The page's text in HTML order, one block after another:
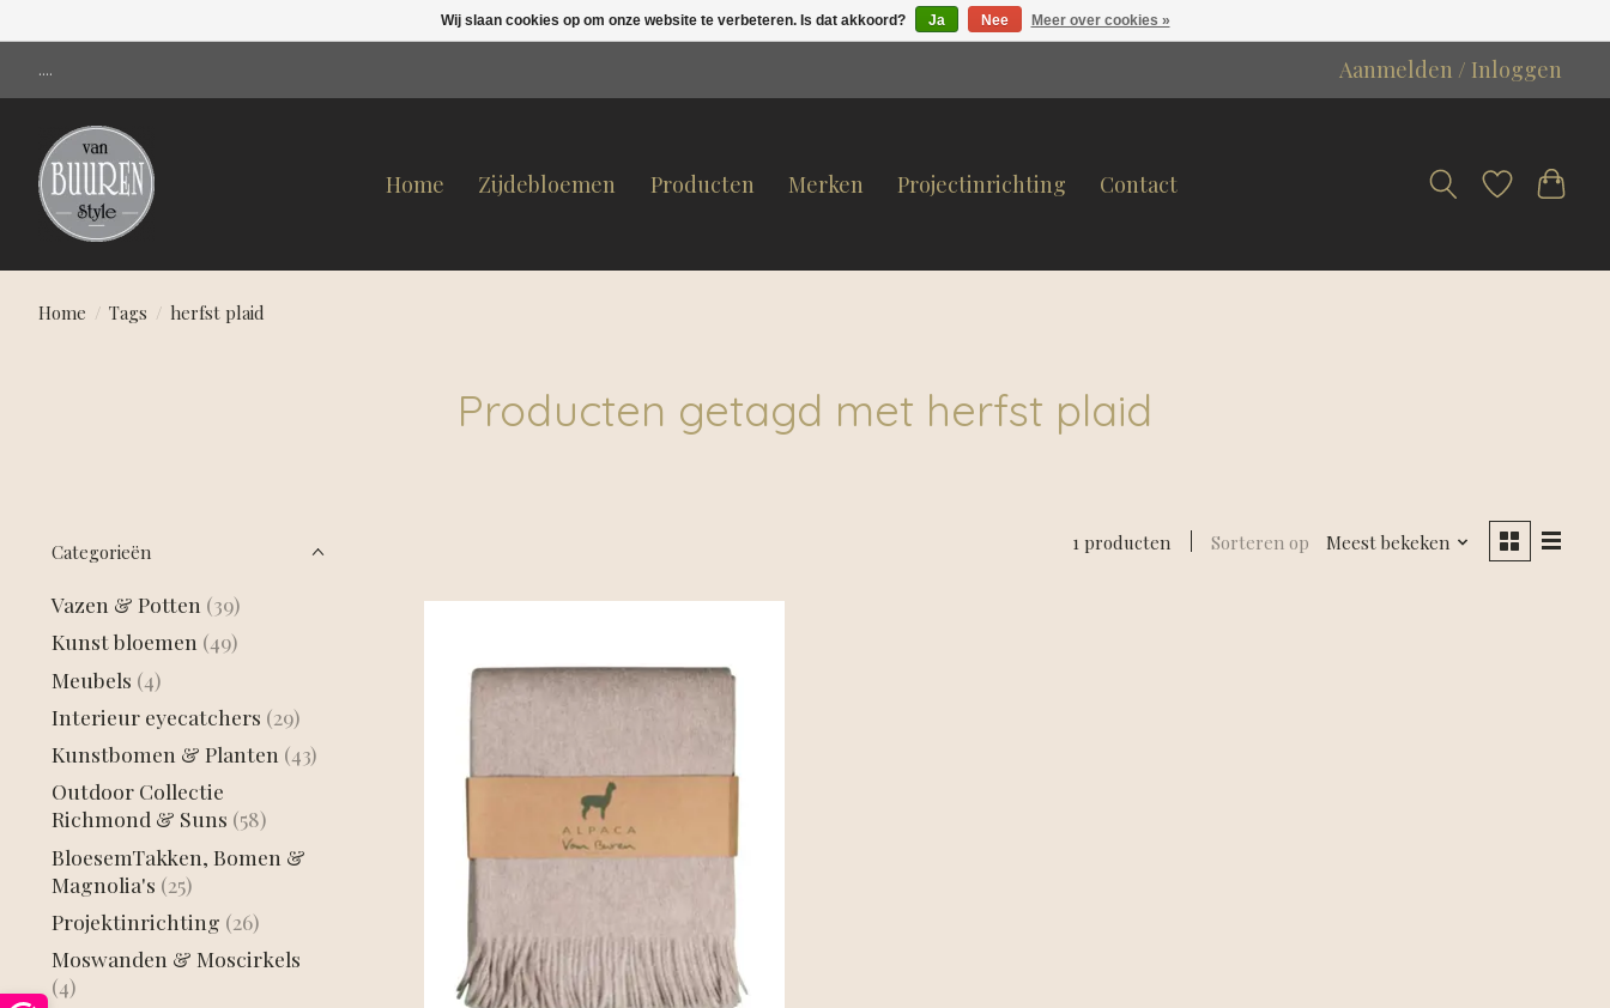
.... Aanmelden / Inloggen
Home Zijdebloemen Producten Merken Projectinrichting Contact
Home / Tags / herfst plaid
Producten getagd met herfst plaid
Categorieën
Vazen & Potten (39)
Kunst bloemen (49)
Meubels (4)
Interieur eyecatchers (29)
Kunstbomen & Planten (43)
Outdoor Collectie
Richmond & Suns (58)
BloesemTakken, Bomen &
Magnolia's (25)
Projektinrichting (26)
Moswanden & Moscirkels
(4)
1 producten Sorteren op Meest bekeken
Wij slaan cookies op om onze website te verbeteren. Is dat akkoord? Ja Nee Meer over cookies »